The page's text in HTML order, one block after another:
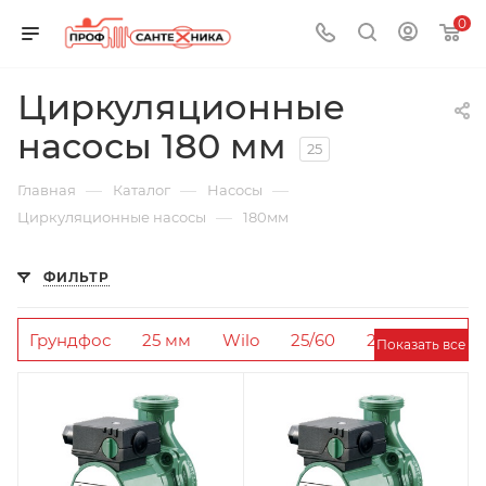
0
Циркуляционные
насосы 180 мм
25
Главная — Каталог — Насосы —
Циркуляционные насосы — 180мм
ФИЛЬТР
Грундфос 25 мм Wilo 25/60
220В
Напор 6 метров
25/40
130 мм
Частотные
Джилекс
Напор 8 метров
25/80
Показать все